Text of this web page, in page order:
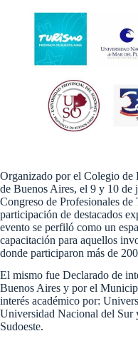
Organizado por el Colegio de
de Buenos Aires, el 9 y 10 de
Congreso de Profesionales
participación de destacados
evento se perfiló como un
capacitación para aquellos
donde participaron más de
El mismo fue Declarado de
Buenos Aires y por el
interés académico por:
Universidad Nacional del
Sudoeste.